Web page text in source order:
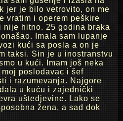
jer je bilo vetrovito, on me
vratim i operem peškire
nije hitno. 25 godina braka
Imala sam lupanje
kući sa posla a on je
taksi. Sin je u inostranstvu
u kući. Imam još neka
poslodavac i šef
i razumevanja. Najgore
u kuću i zajednički
uštedjevine. Lako se
žena, a sad dok